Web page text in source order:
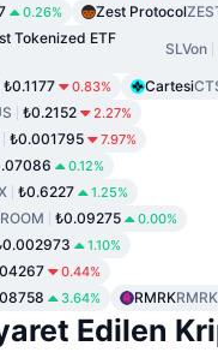
0.26% Zest Protocol
Tokenized ETF
SLVon
₺0.1177 0.83% Cartesi
₺0.2152 2.27%
₺0.001795 7.97%
0.12%
₺0.6227 1.25%
₺0.09275 0.00%
1.10%
0.44%
3.64% RMRKRMRK
Edilen